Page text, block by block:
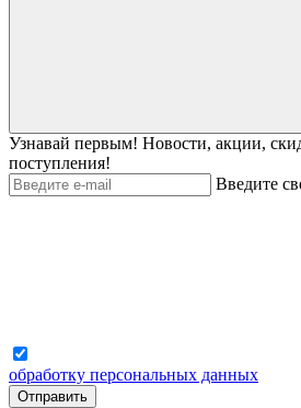
Узнавай первым! Новости, акции,
поступления!
Введите
обработку персональных данных
Отправить